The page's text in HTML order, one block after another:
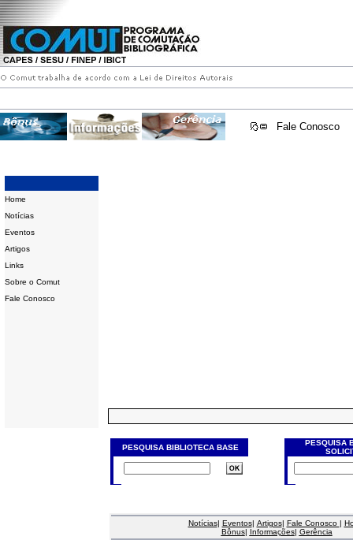
Fale Conosco
Home
Notícias
Eventos
Artigos
Links
Sobre o Comut
Fale Conosco
PESQUISA BIBLIOTECA BASE
PESQUISA
Notícias| Eventos| Artigos| Fale Conosco |
Bônus| Informações| Gerência